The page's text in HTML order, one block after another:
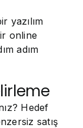
yazılım
online
adım
Hedef
satış